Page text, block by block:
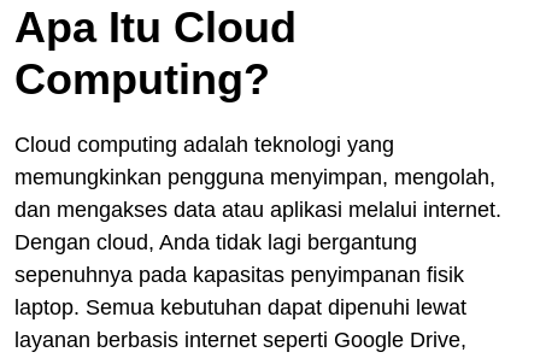
Apa Itu Cloud
Computing?
Cloud computing adalah teknologi yang
memungkinkan pengguna menyimpan, mengolah,
dan mengakses data atau aplikasi melalui internet.
Dengan cloud, Anda tidak lagi bergantung
sepenuhnya pada kapasitas penyimpanan fisik
laptop. Semua kebutuhan dapat dipenuhi lewat
layanan berbasis internet seperti Google Drive,